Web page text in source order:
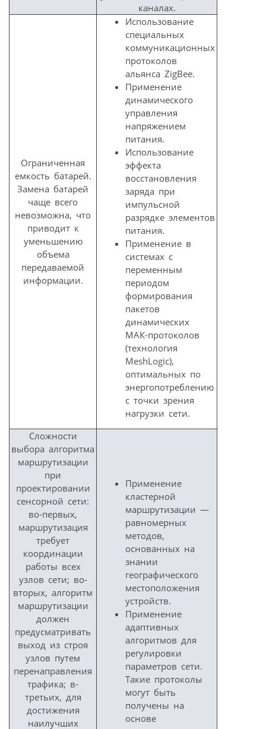
каналах.
Ограниченная
емкость батарей.
Замена батарей
чаще всего
невозможна, что
приводит к
уменьшению
объема
передаваемой
информации.
Использование
специальных
коммуникационных
протоколов
альянса ZigBee.
Применение
динамического
управления
напряжением
питания.
Использование
эффекта
восстановления
заряда при
импульсной
разрядке элементов
питания.
Применение в
системах с
переменным
периодом
формирования
пакетов
динамических
МАК-протоколов
(технология
MeshLogic),
оптимальных по
энергопотреблению
с точки зрения
нагрузки сети.
Сложности
выбора алгоритма
маршрутизации
при
проектировании
сенсорной сети:
во-первых,
маршрутизация
требует
координации
работы всех
узлов сети; во-
вторых, алгоритм
маршрутизации
должен
предусматривать
выход из строя
узлов путем
перенаправления
трафика; в-
третьих, для
достижения
наилучших
Применение
кластерной
маршрутизации —
равномерных
методов,
основанных на
знании
географического
местоположения
устройств.
Применение
адаптивных
алгоритмов для
регулировки
параметров сети.
Такие протоколы
могут быть
получены на
основе